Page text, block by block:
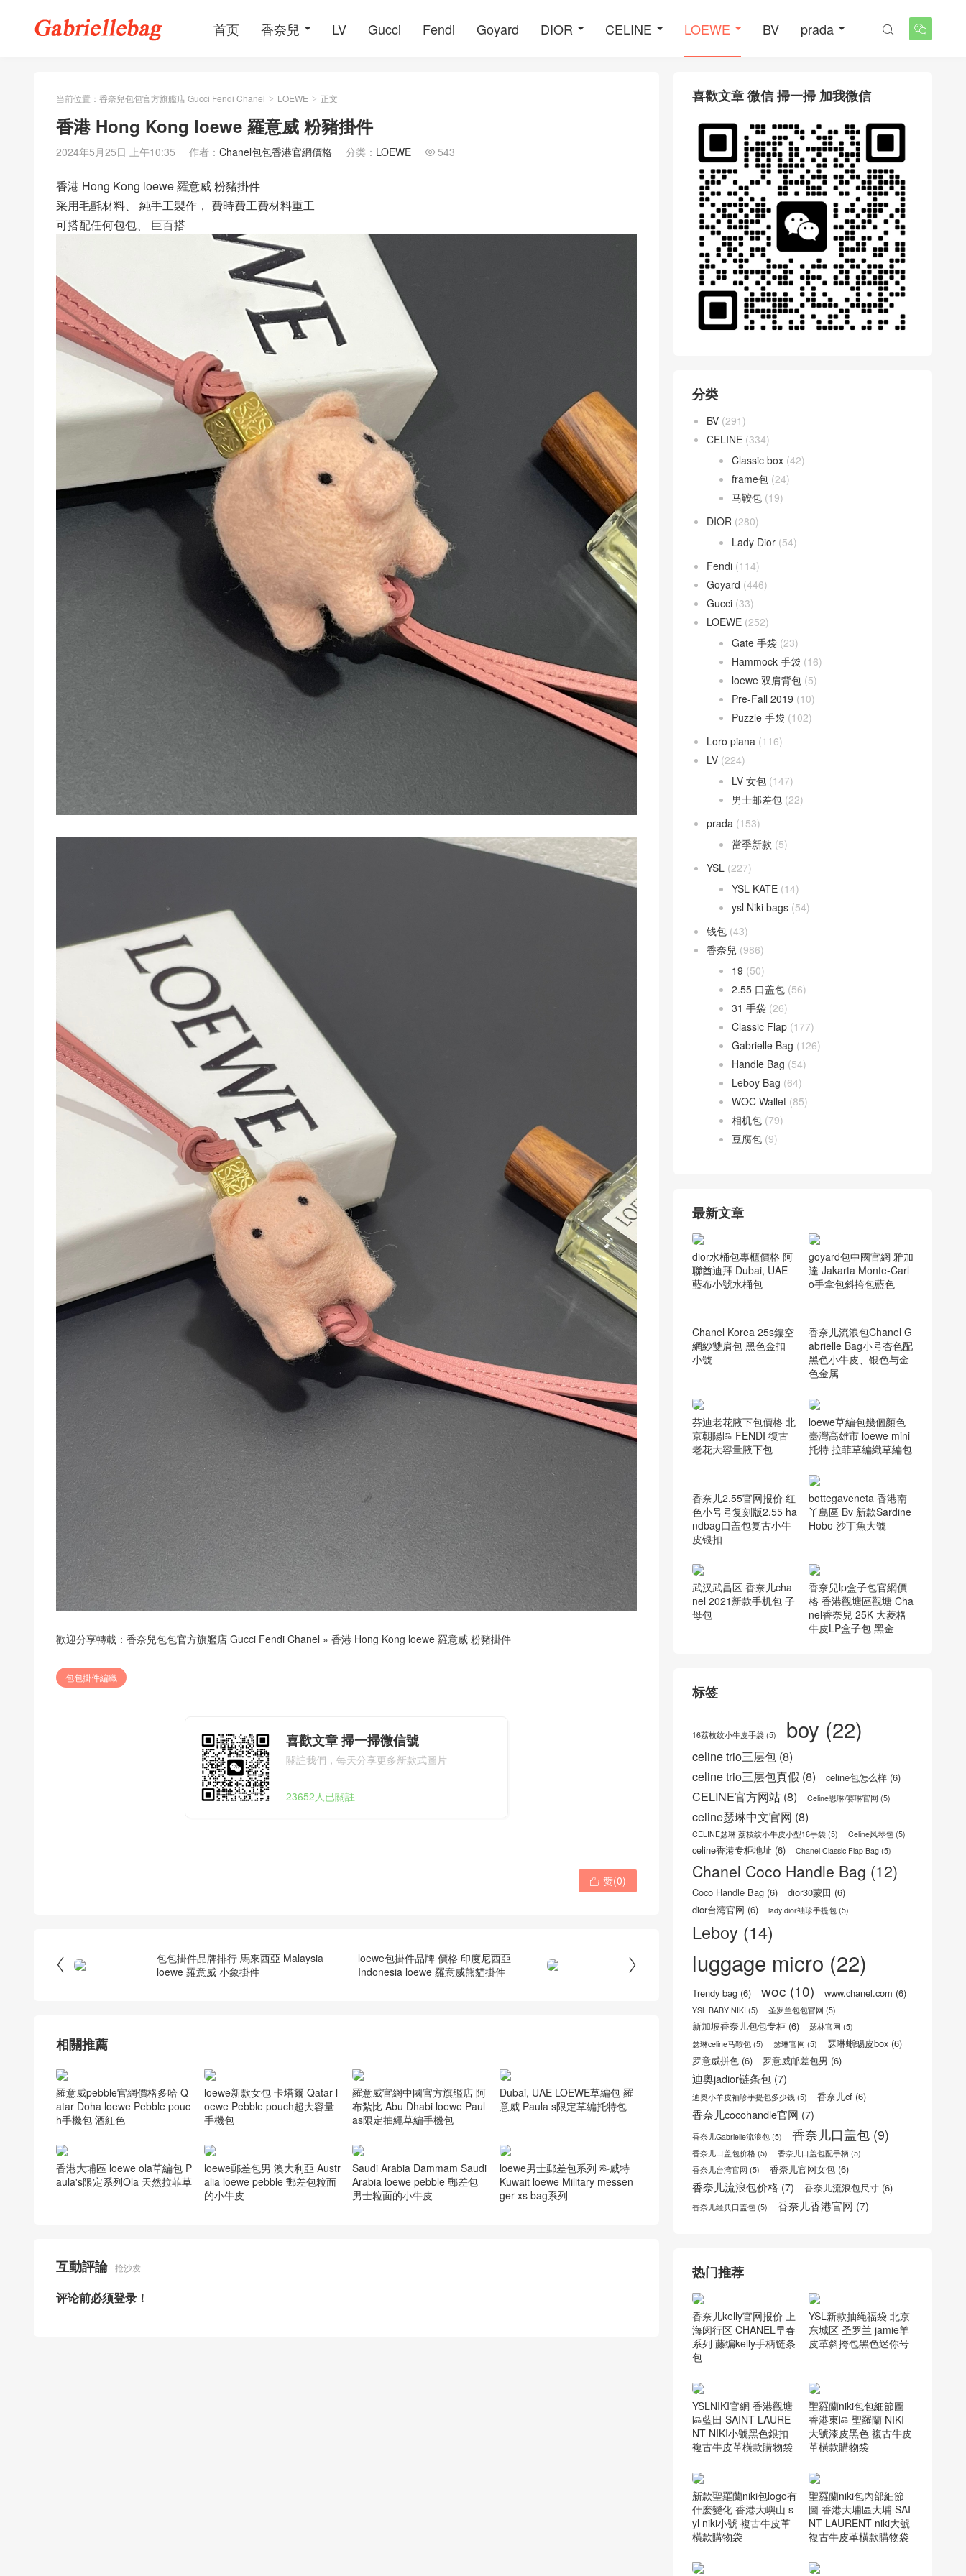
首页 香奈兒 LV Gucci Fendi Goyard DIOR CELINE LOEWE BV prada 

当前位置： 香奈兒包包官方旗艦店 Gucci Fendi Chanel > LOEWE > 正文
香港 Hong Kong loewe 羅意威 粉豬掛件
2024年5月25日 上午10:35 作者： Chanel包包香港官網價格 分类： LOEWE  543
香港 Hong Kong loewe 羅意威 粉豬掛件
采用毛氈材料、 純手工製作， 費時費工費材料重工
可搭配任何包包、 巨百搭
歡迎分享轉載： 香奈兒包包官方旗艦店 Gucci Fendi Chanel » 香港 Hong Kong loewe 羅意威 粉豬掛件
包包掛件編織
喜歡文章 掃一掃微信號
關註我們，每天分享更多新款式圖片
23652人已關註
 赞(0)

包包掛件品牌排行 馬來西亞 Malaysia
loewe 羅意威 小象掛件

loewe包掛件品牌 價格 印度尼西亞
Indonesia loewe 羅意威熊貓掛件
相關推薦
羅意威pebble官網價格多哈 Q
atar Doha loewe Pebble pouc
h手機包 酒紅色
loewe新款女包 卡塔爾 Qatar l
oewe Pebble pouch超大容量
手機包
羅意威官網中國官方旗艦店 阿
布紮比 Abu Dhabi loewe Paul
as限定抽繩草編手機包
Dubai, UAE LOEWE草編包 羅
意威 Paula s限定草編托特包
香港大埔區 loewe ola草編包 P
aula's限定系列Ola 天然拉菲草
loewe郵差包男 澳大利亞 Austr
alia loewe pebble 郵差包粒面
的小牛皮
Saudi Arabia Dammam Saudi
Arabia loewe pebble 郵差包
男士粒面的小牛皮
loewe男士郵差包系列 科威特
Kuwait loewe Military messen
ger xs bag系列
互動評論 抢沙发
评论前必须登录！
喜歡文章 微信 掃一掃 加我微信
分类
BV (291)
CELINE (334)
Classic box (42)
frame包 (24)
马鞍包 (19)
DIOR (280)
Lady Dior (54)
Fendi (114)
Goyard (446)
Gucci (33)
LOEWE (252)
Gate 手袋 (23)
Hammock 手袋 (16)
loewe 双肩背包 (5)
Pre-Fall 2019 (10)
Puzzle 手袋 (102)
Loro piana (116)
LV (224)
LV 女包 (147)
男士邮差包 (22)
prada (153)
當季新款 (5)
YSL (227)
YSL KATE (14)
ysl Niki bags (54)
钱包 (43)
香奈兒 (986)
19 (50)
2.55 口盖包 (56)
31 手袋 (26)
Classic Flap (177)
Gabrielle Bag (126)
Handle Bag (54)
Leboy Bag (64)
WOC Wallet (85)
相机包 (79)
豆腐包 (9)
最新文章
dior水桶包專櫃價格 阿
聯酋迪拜 Dubai, UAE
藍布小號水桶包
goyard包中國官網 雅加
達 Jakarta Monte-Carl
o手拿包斜挎包藍色
Chanel Korea 25s鏤空
網紗雙肩包 黑色金扣
小號
香奈儿流浪包Chanel G
abrielle Bag小号杏色配
黑色小牛皮、银色与金
色金属
芬迪老花腋下包價格 北
京朝陽區 FENDI 復古
老花大容量腋下包
loewe草編包幾個顏色
臺灣高雄市 loewe mini
托特 拉菲草編織草編包
bottegaveneta 香港南
丫島區 Bv 新款Sardine
Hobo 沙丁魚大號
武汉武昌区 香奈儿cha
nel 2021新款手机包 子
母包
香奈兒lp盒子包官網價
格 香港觀塘區觀塘 Cha
牛皮LP盒子包 黑金
标签
16荔枝纹小牛皮手袋(5) boy(22)
celine trio三层包(8)
celine trio三层包真假(8)
CELINE官方网站
celine瑟琳中文官网(8)
CELINE瑟琳 荔枝纹小牛皮小型16手袋 (5) Celine风琴包
celine香港专柜地址(6) Chanel Classic Flap Bag(5)
Chanel Coco Handle Bag
Coco Handle Bag(6) dior30蒙田(6)
dior台湾官网
(6)
Leboy(14)
luggage micro(22)
Trendy bag(6) woc (10) www.chanel.com
YSL BABY NIKI(5) 圣罗兰包包官网(5)
新加坡香奈儿包包专柜(6) 瑟林官网(5)
瑟琳celine马鞍包(5) 瑟琳官网(5) 瑟琳蜥蜴皮box(6)
罗意威拼色(6) 罗意威邮差包男(6)
香奈儿Gabrielle流浪包
香奈儿口盖包价格 香奈儿口盖包配手柄
香奈儿台湾官网(5) 香奈儿官网女包(6)
香奈儿流浪包价格(7) 香奈儿流浪包尺寸(6)
香奈儿经典口盖包 (5) 香奈儿香港官网(7)
热门推荐
海闵行区 CHANEL早春
系列 藤编kelly手柄链条
包
东城区 圣罗兰 jamie羊
皮革斜挎包黑色迷你号
區藍田 SAINT LAURE
香港東區 聖羅蘭 NIKI